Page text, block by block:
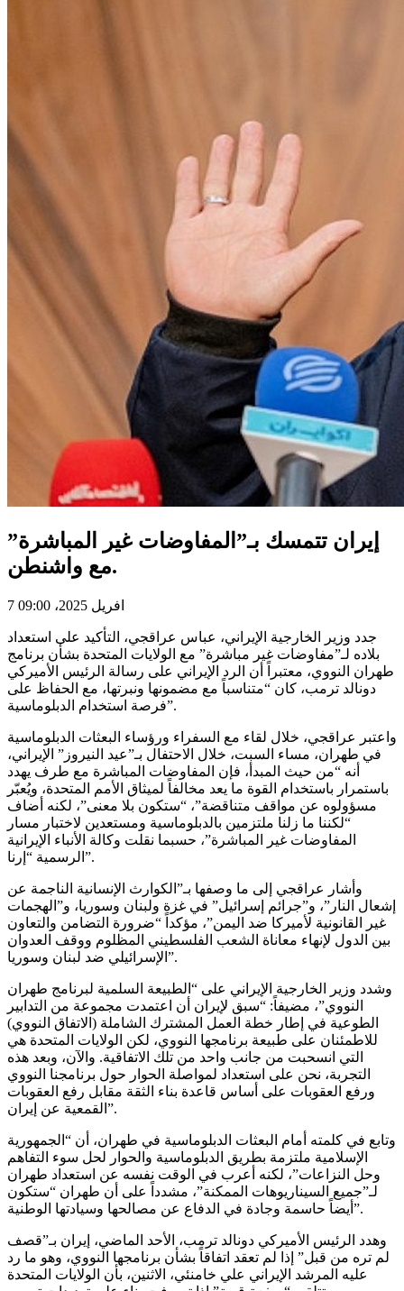
إيران تتمسك بـ”المفاوضات غير المباشرة”
مع واشنطن.
7 افريل 2025، 09:00
جدد وزير الخارجية الإيراني، عباس عراقجي، التأكيد على استعداد
بلاده لـ”مفاوضات غير مباشرة” مع الولايات المتحدة بشأن برنامج
طهران النووي، معتبراً أن الرد الإيراني على رسالة الرئيس الأميركي
دونالد ترمب، كان “متناسباً مع مضمونها ونبرتها، مع الحفاظ على
فرصة استخدام الدبلوماسية”.
واعتبر عراقجي، خلال لقاء مع السفراء ورؤساء البعثات الدبلوماسية
في طهران، مساء السبت، خلال الاحتفال بـ”عيد النيروز” الإيراني،
أنه “من حيث المبدأ، فإن المفاوضات المباشرة مع طرف يهدد
باستمرار باستخدام القوة ما يعد مخالفاً لميثاق الأمم المتحدة، ويُعبّر
مسؤولوه عن مواقف متناقضة”، “ستكون بلا معنى”، لكنه أضاف
“لكننا ما زلنا ملتزمين بالدبلوماسية ومستعدين لاختبار مسار
المفاوضات غير المباشرة”، حسبما نقلت وكالة الأنباء الإيرانية
الرسمية “إرنا”.
وأشار عراقجي إلى ما وصفها بـ”الكوارث الإنسانية الناجمة عن
إشعال النار”، و”جرائم إسرائيل” في غزة ولبنان وسوريا، و”الهجمات
غير القانونية لأميركا ضد اليمن”، مؤكداً “ضرورة التضامن والتعاون
بين الدول لإنهاء معاناة الشعب الفلسطيني المظلوم ووقف العدوان
الإسرائيلي ضد لبنان وسوريا”.
وشدد وزير الخارجية الإيراني على “الطبيعة السلمية لبرنامج طهران
النووي”، مضيفاً: “سبق لإيران أن اعتمدت مجموعة من التدابير
الطوعية في إطار خطة العمل المشترك الشاملة (الاتفاق النووي)
للاطمئنان على طبيعة برنامجها النووي، لكن الولايات المتحدة هي
التي انسحبت من جانب واحد من تلك الاتفاقية. والآن، وبعد هذه
التجربة، نحن على استعداد لمواصلة الحوار حول برنامجنا النووي
ورفع العقوبات على أساس قاعدة بناء الثقة مقابل رفع العقوبات
القمعية عن إيران”.
وتابع في كلمته أمام البعثات الدبلوماسية في طهران، أن “الجمهورية
الإسلامية ملتزمة بطريق الدبلوماسية والحوار لحل سوء التفاهم
وحل النزاعات”، لكنه أعرب في الوقت نفسه عن استعداد طهران
لـ”جميع السيناريوهات الممكنة”، مشدداً على أن طهران “ستكون
أيضاً حاسمة وجادة في الدفاع عن مصالحها وسيادتها الوطنية”.
وهدد الرئيس الأميركي دونالد ترمب، الأحد الماضي، إيران بـ”قصف
لم تره من قبل” إذا لم تعقد اتفاقاً بشأن برنامجها النووي، وهو ما رد
عليه المرشد الإيراني علي خامنئي، الاثنين، بأن الولايات المتحدة